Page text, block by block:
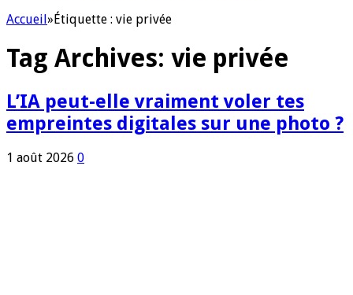
Accueil»Étiquette : vie privée
Tag Archives: vie privée
L’IA peut-elle vraiment voler tes
empreintes digitales sur une photo ?
1 août 2026 0